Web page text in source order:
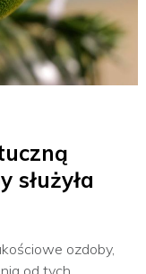
służyła
ozdoby,
od tych